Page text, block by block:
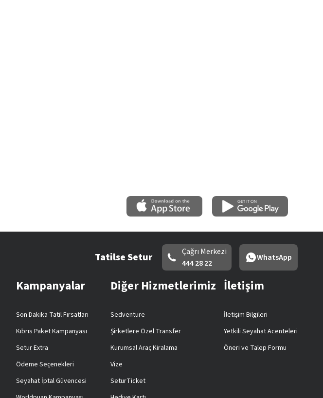
Tatilse Setur
Çağrı Merkezi
444 28 22
WhatsApp
Kampanyalar
Son Dakika Tatil Fırsatları
Kıbrıs Paket Kampanyası
Setur Extra
Ödeme Seçenekleri
Seyahat İptal Güvencesi
Diğer Hizmetlerimiz
Sedventure
Şirketlere Özel Transfer
Kurumsal Araç Kiralama
Vize
SeturTicket
İletişim
İletişim Bilgileri
Yetkili Seyahat Acenteleri
Öneri ve Talep Formu